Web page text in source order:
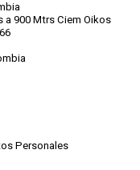
a 900 Mtrs Ciem Oikos
Personales